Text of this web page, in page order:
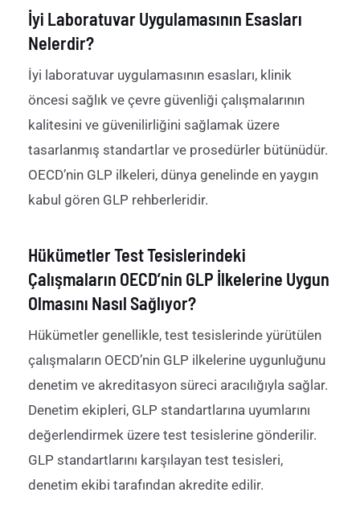
İyi Laboratuvar Uygulamasının Esasları
Nelerdir?
İyi laboratuvar uygulamasının esasları, klinik
öncesi sağlık ve çevre güvenliği çalışmalarının
kalitesini ve güvenilirliğini sağlamak üzere
tasarlanmış standartlar ve prosedürler bütünüdür.
OECD’nin GLP ilkeleri, dünya genelinde en yaygın
kabul gören GLP rehberleridir.
Hükümetler Test Tesislerindeki
Çalışmaların OECD’nin GLP İlkelerine Uygun
Olmasını Nasıl Sağlıyor?
Hükümetler genellikle, test tesislerinde yürütülen
çalışmaların OECD’nin GLP ilkelerine uygunluğunu
denetim ve akreditasyon süreci aracılığıyla sağlar.
Denetim ekipleri, GLP standartlarına uyumlarını
değerlendirmek üzere test tesislerine gönderilir.
GLP standartlarını karşılayan test tesisleri,
denetim ekibi tarafından akredite edilir.